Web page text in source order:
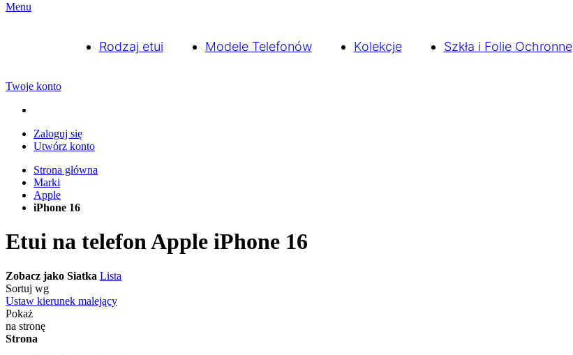
Menu
Rodzaj etui Modele Telefonów Kolekcje Szkła i Folie Ochronne
Twoje konto
Zaloguj się
Utwórz konto
Strona główna
Marki
Apple
iPhone 16
Etui na telefon Apple iPhone 16
Zobacz jako Siatka Lista
Sortuj wg
Ustaw kierunek malejący
Pokaż
na stronę
Strona